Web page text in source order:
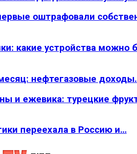
оштрафовали
какие устройства можно
нефтегазовые
и ежевика: турецкие
переехала в Россию и…